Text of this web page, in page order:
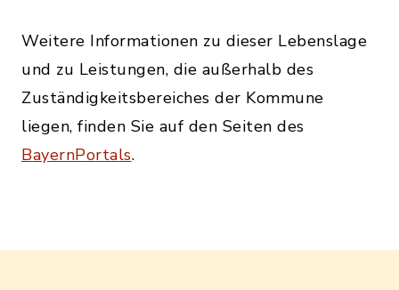
Weitere Informationen zu dieser Lebenslage
und zu Leistungen, die außerhalb des
Zuständigkeitsbereiches der Kommune
liegen, finden Sie auf den Seiten des
BayernPortals.